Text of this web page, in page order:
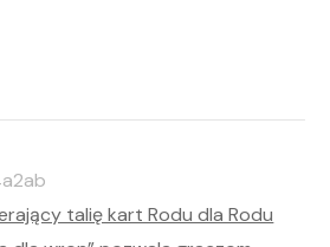
talię kart Rodu dla Rodu